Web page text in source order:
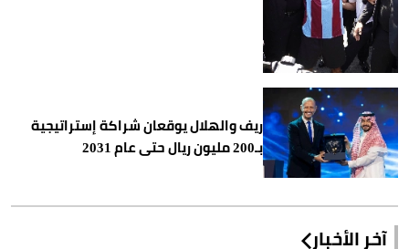
ريف والهلال يوقعان شراكة إستراتيجية
بـ200 مليون ريال حتى عام 2031
آخر الأخبار